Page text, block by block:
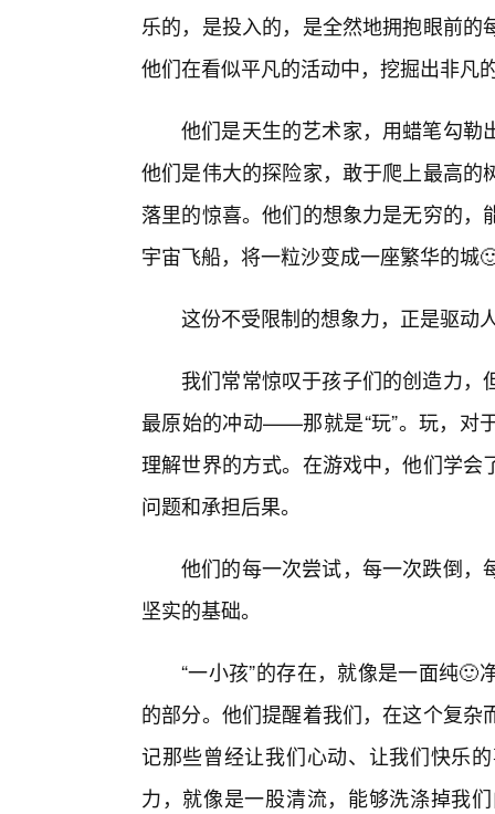
乐的，是投入的，是全然地拥抱眼前
他们在看似平凡的活动中，挖掘出非凡
他们是天生的艺术家，用蜡笔勾勒
他们是伟大的探险家，敢于爬上最高
落里的惊喜。他们的想象力是无穷的
宇宙飞船，将一粒沙变成一座繁华的城
这份不受限制的想象力，正是驱动
我们常常惊叹于孩子们的创造力
最原始的冲动——那就是“玩”。玩，对
理解世界的方式。在游戏中，他们学
问题和承担后果。
他们的每一次尝试，每一次跌倒，
坚实的基础。
“一小孩”的存在，就像是一面纯
的部分。他们提醒着我们，在这个复
记那些曾经让我们心动、让我们快乐
力，就像是一股清流，能够洗涤掉我